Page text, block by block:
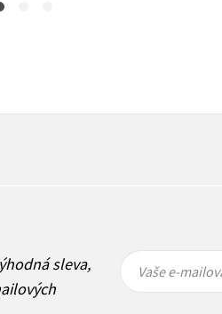
sleva,
mailová
mailová
Vaše e-